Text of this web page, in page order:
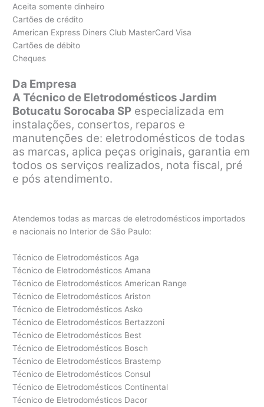
Aceita somente dinheiro
Cartões de crédito
American Express Diners Club MasterCard Visa
Cartões de débito
Cheques
Da Empresa
A Técnico de Eletrodomésticos Jardim
Botucatu Sorocaba SP especializada em
instalações, consertos, reparos e
manutenções de: eletrodomésticos de todas
as marcas, aplica peças originais, garantia em
todos os serviços realizados, nota fiscal, pré
e pós atendimento.
Atendemos todas as marcas de eletrodomésticos importados
e nacionais no Interior de São Paulo:
Técnico de Eletrodomésticos Aga
Técnico de Eletrodomésticos Amana
Técnico de Eletrodomésticos American Range
Técnico de Eletrodomésticos Ariston
Técnico de Eletrodomésticos Asko
Técnico de Eletrodomésticos Bertazzoni
Técnico de Eletrodomésticos Best
Técnico de Eletrodomésticos Bosch
Técnico de Eletrodomésticos Brastemp
Técnico de Eletrodomésticos Consul
Técnico de Eletrodomésticos Continental
Técnico de Eletrodomésticos Dacor